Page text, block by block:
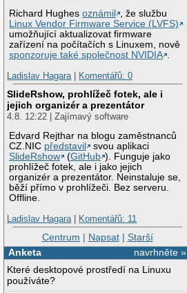
Richard Hughesoznámil
, že službu
Linux Vendor Firmware Service (LVFS)
umožňující aktualizovat firmware
zařízení na počítačích s Linuxem, nově
sponzoruje také společnost NVIDIA .
Ladislav Hagara| Komentářů: 0
SlideRshow, prohlížeč fotek, ale i
jejich organizér a prezentátor
4.8. 12:22 | Zajímavý software
Edvard Rejthar na blogu zaměstnanců
CZ.NIC představil
svou aplikaci
SlideRshow
(GitHub ). Funguje jako
prohlížeč fotek, ale i jako jejich
organizér a prezentátor. Neinstaluje se,
běží přímo v prohlížeči. Bez serveru.
Offline.
Ladislav Hagara| Komentářů: 11
Centrum | Napsat| Starší
navrhněte »
Anketa
Které desktopové prostředí na Linuxu
používáte?